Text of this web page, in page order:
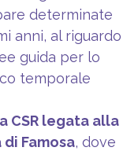
determinate
anni, al riguardo
guida per lo
temporale
CSR legata alla
Famosa, dove